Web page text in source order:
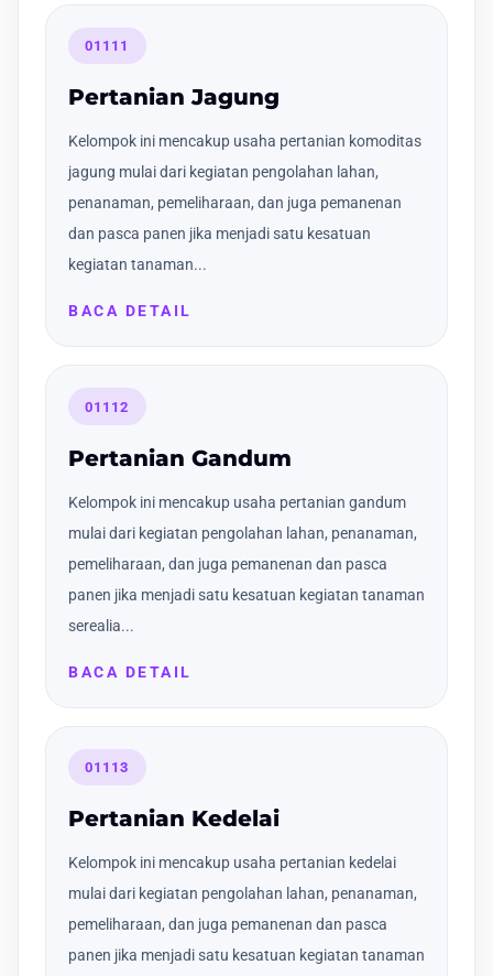
01111
Pertanian Jagung
Kelompok ini mencakup usaha pertanian komoditas
jagung mulai dari kegiatan pengolahan lahan,
penanaman, pemeliharaan, dan juga pemanenan
dan pasca panen jika menjadi satu kesatuan
kegiatan tanaman...
BACA DETAIL
01112
Pertanian Gandum
Kelompok ini mencakup usaha pertanian gandum
mulai dari kegiatan pengolahan lahan, penanaman,
pemeliharaan, dan juga pemanenan dan pasca
panen jika menjadi satu kesatuan kegiatan tanaman
serealia...
BACA DETAIL
01113
Pertanian Kedelai
Kelompok ini mencakup usaha pertanian kedelai
mulai dari kegiatan pengolahan lahan, penanaman,
pemeliharaan, dan juga pemanenan dan pasca
panen jika menjadi satu kesatuan kegiatan tanaman